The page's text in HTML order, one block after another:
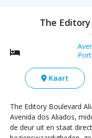
The
Kaart
The Editory Boulevard
Avenida dos Aliados,
de deur uit en staat